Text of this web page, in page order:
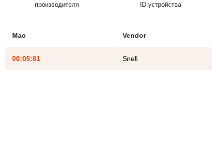
производителя
ID устройства
Mac Vendor
00:05:81 Snell